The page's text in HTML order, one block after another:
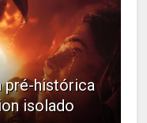
pré-histórica
isolado